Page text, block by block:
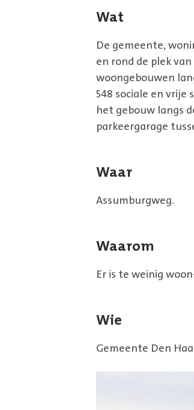
Wat
De gemeente,
en rond de plek
woongebouwen
548 sociale en
het gebouw langs
parkeergarage
Waar
Assumburgweg.
Waarom
Er is te weinig
Wie
Gemeente Den